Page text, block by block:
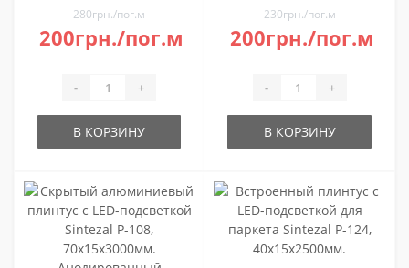
280грн./пог.м
200грн./пог.м
- +
В КОРЗИНУ
230грн./пог.м
200грн./пог.м
- +
В КОРЗИНУ